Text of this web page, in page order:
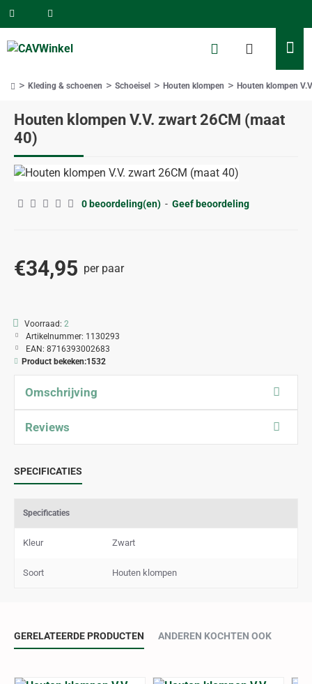
Houten klompen V.V. zwart 26CM (maat
40)
Kleding & schoenen Schoeisel Houten klompen Houten klompen
0 beoordeling(en) - Geef beoordeling
€34,95 per paar
Voorraad: 2
Artikelnummer: 1130293
EAN: 8716393002683
Product bekeken:1532
Omschrijving
Reviews
SPECIFICATIES
Specificaties
Kleur Zwart
Soort Houten klompen
GERELATEERDE PRODUCTEN ANDEREN KOCHTEN OOK